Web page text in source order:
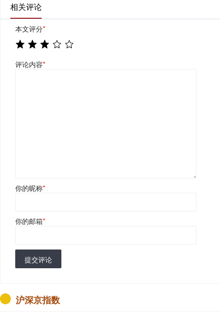
相关评论
本文评分*
评论内容*
你的昵称*
你的邮箱*
提交评论
沪深京指数